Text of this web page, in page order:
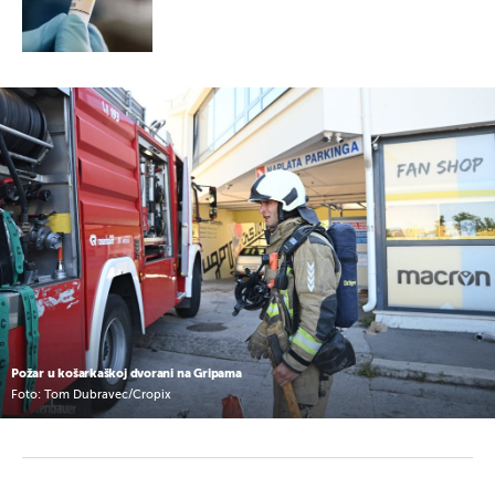
Požar u košarkaškoj dvorani na Gripama
Foto: Tom Dubravec/Cropix